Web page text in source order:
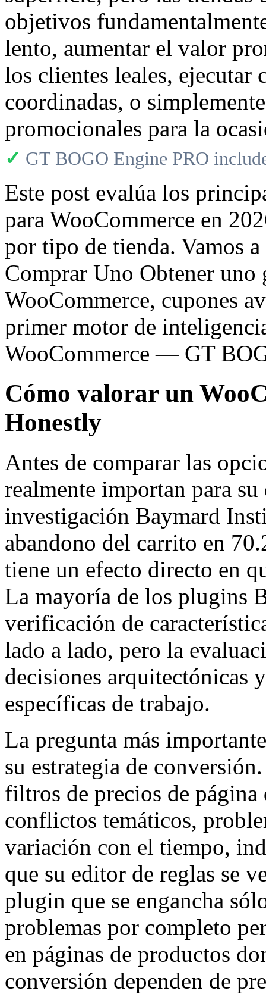
objetivos
lento, aumentar el valor
los clientes leales, ejecutar
coordinadas, o
promocionales para la
✓ GT BOGO Engine PRO
Este post evalúa los
para WooCommerce en
por tipo de tienda. Vamos
Comprar Uno Obtener uno
WooCommerce, cupones
primer motor de
WooCommerce — GT
Cómo valorar un
Honestly
Antes de comparar las
realmente importan para
investigación Baymard
abandono del carrito en
tiene un efecto directo en
La mayoría de los plugins
verificación de
lado a lado, pero la
decisiones arquitectónicas
específicas de trabajo.
La pregunta más
su estrategia de
filtros de precios de
conflictos temáticos,
variación con el tiempo,
que su editor de reglas se
plugin que se engancha
problemas por completo
en páginas de productos
conversión dependen de